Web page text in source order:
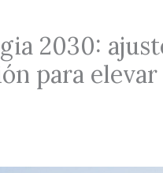
2030:
para